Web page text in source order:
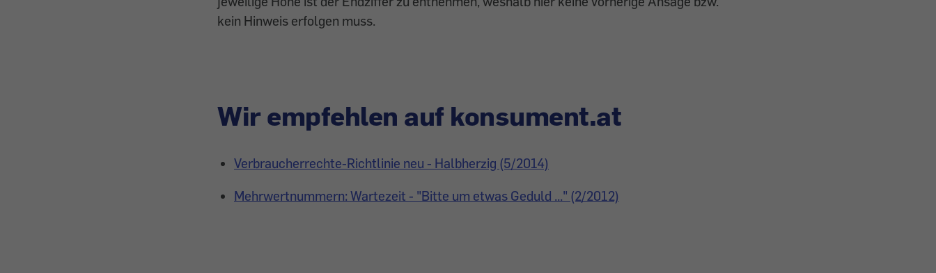
kein Hinweis erfolgen muss.
Wir empfehlen auf konsument.at
Verbraucherrechte-Richtlinie neu - Halbherzig (5/2014)
Mehrwertnummern: Wartezeit - "Bitte um etwas Geduld ..." (2/2012)